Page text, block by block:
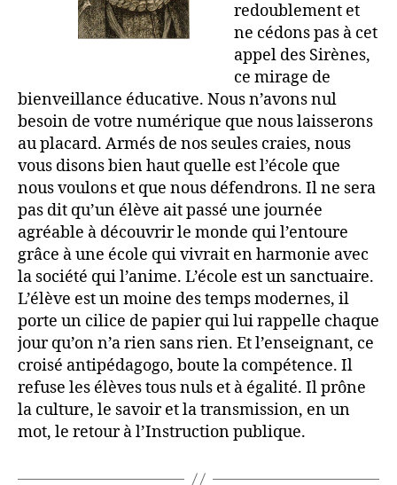
redoublement et
ne cédons pas à cet
appel des Sirènes,
ce mirage de
bienveillance éducative. Nous n’avons nul
besoin de votre numérique que nous laisserons
au placard. Armés de nos seules craies, nous
vous disons bien haut quelle est l’école que
nous voulons et que nous défendrons. Il ne sera
pas dit qu’un élève ait passé une journée
agréable à découvrir le monde qui l’entoure
grâce à une école qui vivrait en harmonie avec
la société qui l’anime. L’école est un sanctuaire.
L’élève est un moine des temps modernes, il
porte un cilice de papier qui lui rappelle chaque
jour qu’on n’a rien sans rien. Et l’enseignant, ce
croisé antipédagogo, boute la compétence. Il
refuse les élèves tous nuls et à égalité. Il prône
la culture, le savoir et la transmission, en un
mot, le retour à l’Instruction publique.